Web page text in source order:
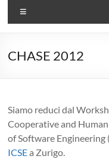
CHASE 2012
Siamo reduci dal
Cooperative and
of Software Engineering
ICSEa Zurigo.